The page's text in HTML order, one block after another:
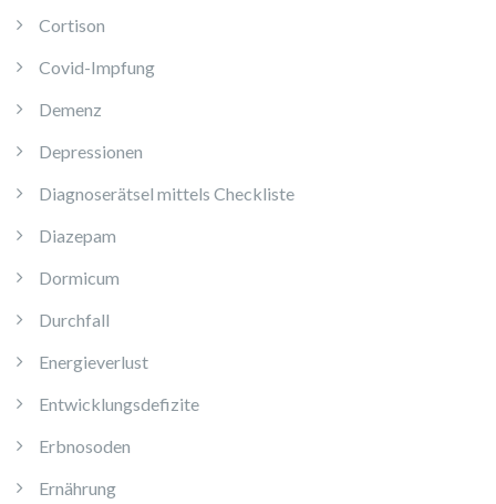
Cortison
Covid-Impfung
Demenz
Depressionen
Diagnoserätsel mittels Checkliste
Diazepam
Dormicum
Durchfall
Energieverlust
Entwicklungsdefizite
Erbnosoden
Ernährung